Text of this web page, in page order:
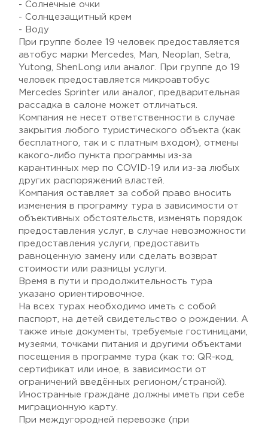
- Солнечные очки
- Солнцезащитный крем
- Воду
При группе более 19 человек предоставляется
автобус марки Mercedes, Man, Neoplan, Setra,
Yutong, ShenLong или аналог. При группе до 19
человек предоставляется микроавтобус
Mercedes Sprinter или аналог, предварительная
рассадка в салоне может отличаться.
Компания не несет ответственности в случае
закрытия любого туристического объекта (как
бесплатного, так и с платным входом), отмены
какого-либо пункта программы из-за
карантинных мер по COVID-19 или из-за любых
других распоряжений властей.
Компания оставляет за собой право вносить
изменения в программу тура в зависимости от
объективных обстоятельств, изменять порядок
предоставления услуг, в случае невозможности
предоставления услуги, предоставить
равноценную замену или сделать возврат
стоимости или разницы услуги.
Время в пути и продолжительность тура
указано ориентировочное.
На всех турах необходимо иметь с собой
паспорт, на детей свидетельство о рождении. А
также иные документы, требуемые гостиницами,
музеями, точками питания и другими объектами
посещения в программе тура (как то: QR-код,
сертификат или иное, в зависимости от
ограничений введённых регионом/страной).
Иностранные граждане должны иметь при себе
миграционную карту.
При междугородней перевозке (при